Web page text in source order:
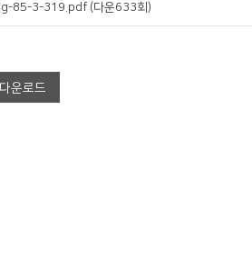
85-3-319.pdf (다운633회)
운로드